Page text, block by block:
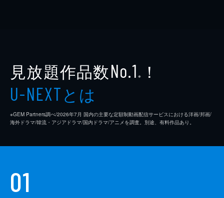
見放題作品数No.1 ※ ！
U-NEXTとは
※GEM Partners調べ/2026年7⽉ 国内の主要な定額制動画配信サービスにおける洋画/邦画/
海外ドラマ/韓流・アジアドラマ/国内ドラマ/アニメを調査。別途、有料作品あり。
01